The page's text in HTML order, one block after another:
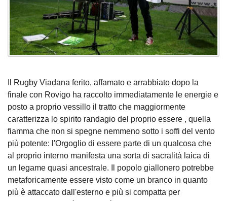
Il Rugby Viadana ferito, affamato e arrabbiato dopo la
finale con Rovigo ha raccolto immediatamente le energie e
posto a proprio vessillo il tratto che maggiormente
caratterizza lo spirito randagio del proprio essere , quella
fiamma che non si spegne nemmeno sotto i soffi del vento
più potente: l'Orgoglio di essere parte di un qualcosa che
al proprio interno manifesta una sorta di sacralità laica di
un legame quasi ancestrale. Il popolo giallonero potrebbe
metaforicamente essere visto come un branco in quanto
più è attaccato dall'esterno e più si compatta per